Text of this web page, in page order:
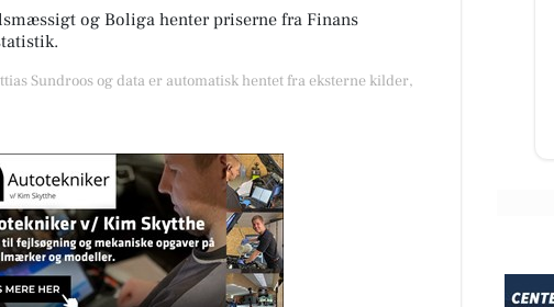
og Boliga henter priserne fra Finans
Sundroos og data er automatisk hentet fra eksterne kilder,
du ikke kan
Mitsubishi
vi heller
Vi forstår godt hvorfor du ikke kan
fjerne blikket fra denne Mitsubishi
ikke! Tag et nærmere...